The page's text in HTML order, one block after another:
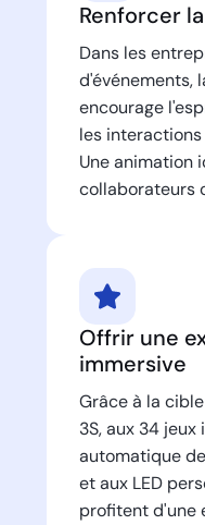
Renforcer
Dans les
d'événements,
encourage
les
Une animation
collaborateurs
Offrir une
immersive
Grâce à la
3S, aux 34 jeux
automatique
et aux LED
profitent d'une